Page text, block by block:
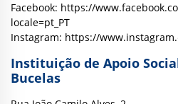
Facebook: https://
locale=pt_PT
Instagram: https://
Instituição de Apoio
Bucelas